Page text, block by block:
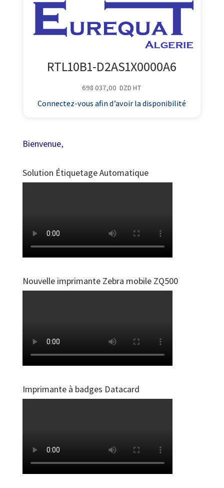
RTL10B1-D2AS1X0000A6
698 037,00 DZD HT
Connectez-vous afin d’avoir la disponibilité
Bienvenue,
Solution Étiquetage Automatique
Nouvelle imprimante Zebra mobile ZQ500
Imprimante à badges Datacard